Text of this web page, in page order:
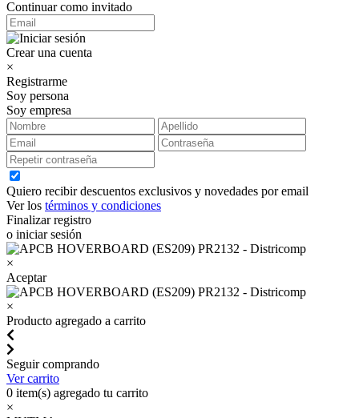
Continuar como invitado
Crear una cuenta
×
Registrarme
Soy persona
Soy empresa
Quiero recibir descuentos exclusivos y novedades por email
Ver los términos y condiciones
Finalizar registro
o iniciar sesión
×
Aceptar
×
Producto agregado a carrito
Seguir comprando
Ver carrito
0 item(s) agregado tu carrito
×